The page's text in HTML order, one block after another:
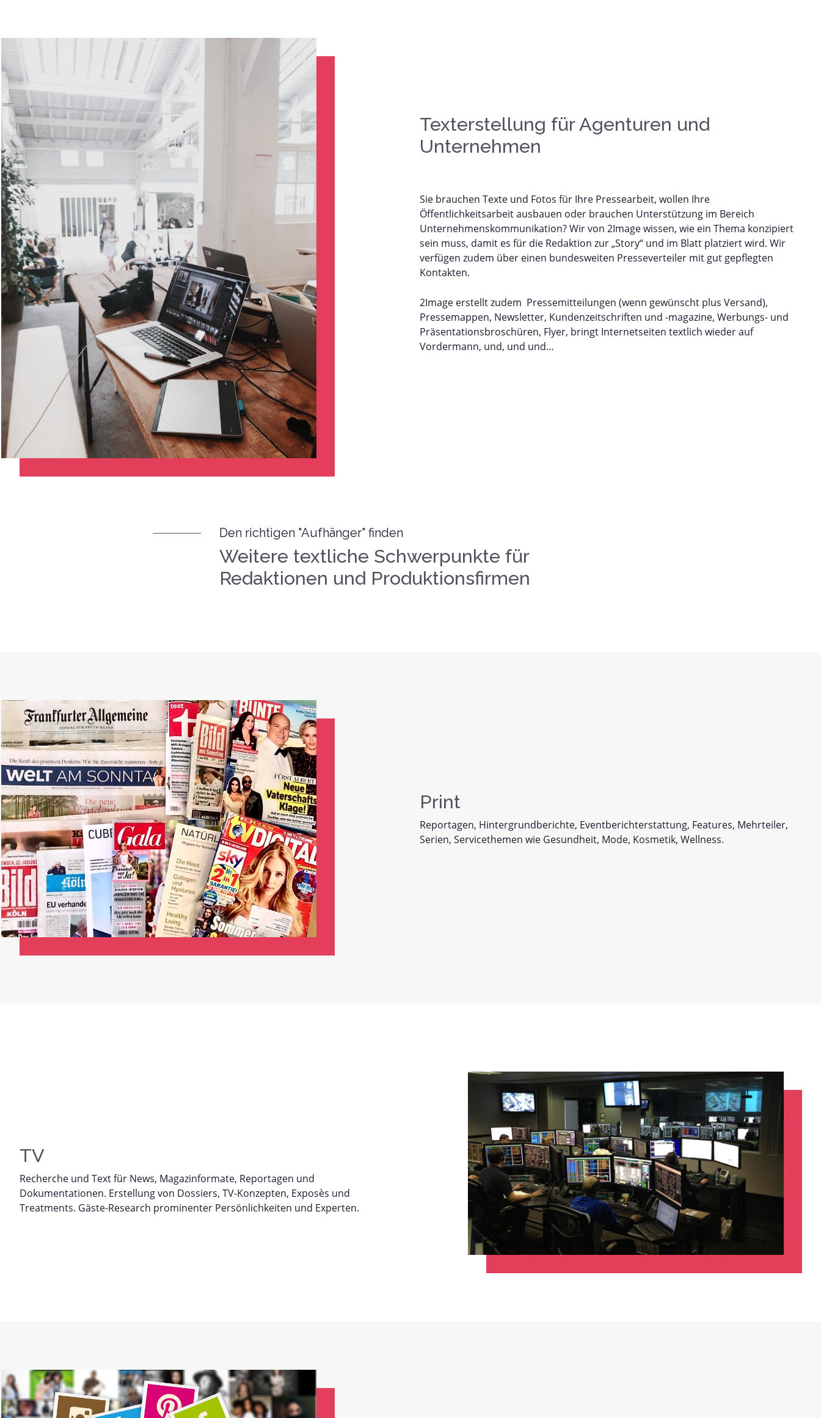
Texterstellung für Agenturen und
Unternehmen
Sie brauchen Texte und Fotos für Ihre Pressearbeit, wollen Ihre
Öffentlichkeitsarbeit ausbauen oder brauchen Unterstützung im Bereich
Unternehmenskommunikation? Wir von 2Image wissen, wie ein Thema konzipiert
sein muss, damit es für die Redaktion zur „Story“ und im Blatt platziert wird. Wir
verfügen zudem über einen bundesweiten Presseverteiler mit gut gepflegten
Kontakten.
2Image erstellt zudem Pressemitteilungen (wenn gewünscht plus Versand),
Pressemappen, Newsletter, Kundenzeitschriften und -magazine, Werbungs- und
Präsentationsbroschüren, Flyer, bringt Internetseiten textlich wieder auf
Vordermann, und, und und…
Den richtigen "Aufhänger" finden
Weitere textliche Schwerpunkte für
Redaktionen und Produktionsfirmen
Print
Reportagen, Hintergrundberichte, Eventberichterstattung, Features, Mehrteiler,
Serien, Servicethemen wie Gesundheit, Mode, Kosmetik, Wellness.
TV
Recherche und Text für News, Magazinformate, Reportagen und
Dokumentationen. Erstellung von Dossiers, TV-Konzepten, Exposès und
Treatments. Gäste-Research prominenter Persönlichkeiten und Experten.